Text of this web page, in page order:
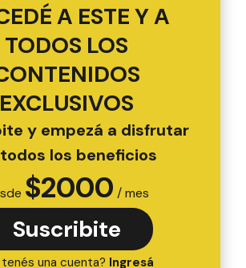
A ESTE Y A
TODOS LOS
EXCLUSIVOS
y empezá a disfrutar
los beneficios
$2000 / mes
Suscribite
tenés una cuenta? Ingresá